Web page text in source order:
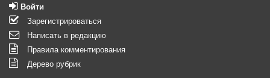
Войти
Зарегистрироваться
Написать в редакцию
Правила комментирования
Дерево рубрик